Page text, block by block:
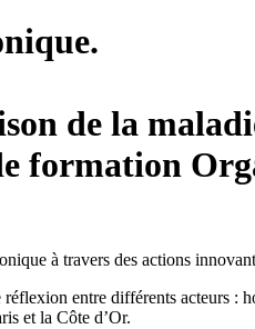
de la
formation
à travers des actions
réflexion entre différents acteurs :
et la Côte d’Or.